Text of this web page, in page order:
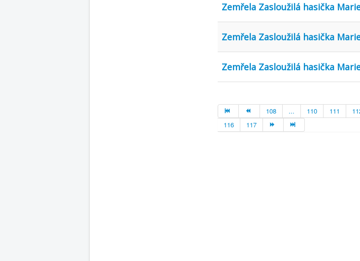
Zemřela Zasloužilá hasička
Zemřela Zasloužilá hasička
Zemřela Zasloužilá hasička
108
... 110 111
116
117